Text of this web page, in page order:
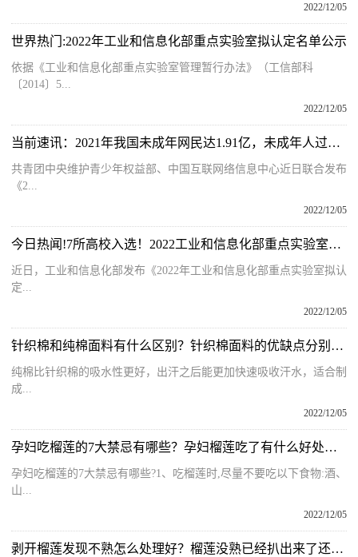
2022/12/05
世界热门:2022年工业和信息化部重点实验室拟认定名单公示
依据《工业和信息化部重点实验室管理暂行办法》（工信部科
〔2014〕5...
2022/12/05
当前速讯：2021年我国未成年网民达1.91亿，未成年人过度上网情况有所改善
共青团中央维护青少年权益部、中国互联网络信息中心近日联合发布
《2...
2022/12/05
今日热闻!7所高校入选！2022工业和信息化部重点实验室拟认定名单公示
近日，工业和信息化部发布《2022年工业和信息化部重点实验室拟认
定...
2022/12/05
针织棉和纯棉面料有什么区别？针织棉面料的优缺点分别有哪些？
纯棉比针织棉的吸水性更好，出汗之后能更加快速吸收汗水，适合制
成...
2022/12/05
孕妇吃榴莲的7大禁忌有哪些？孕妇榴莲吃了有什么好处和坏处呢？
孕妇吃榴莲的7大禁忌有哪些?1、吃榴莲时,尽量不要吃以下食物:酒、
山...
2022/12/05
剥开榴莲发现不熟怎么处理好？榴莲没熟已经扒出来了还能吃吗？